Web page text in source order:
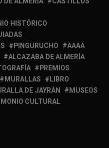
HISTÓRICO
PINGURUCHO
AAAA
ALCAZABA DE ALMERÍA
PREMIOS
MURALLAS
LIBRO
DE JAYRÁN
MUSEOS
CULTURAL